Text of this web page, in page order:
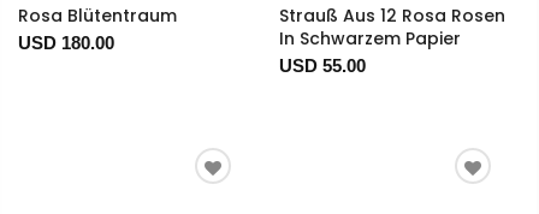
Rosa Blütentraum
USD 180.00
Strauß Aus 12 Rosa Rosen
In Schwarzem Papier
USD 55.00